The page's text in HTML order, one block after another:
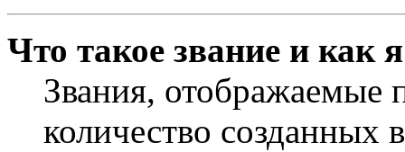
Что такое звание и как
Звания,
количество